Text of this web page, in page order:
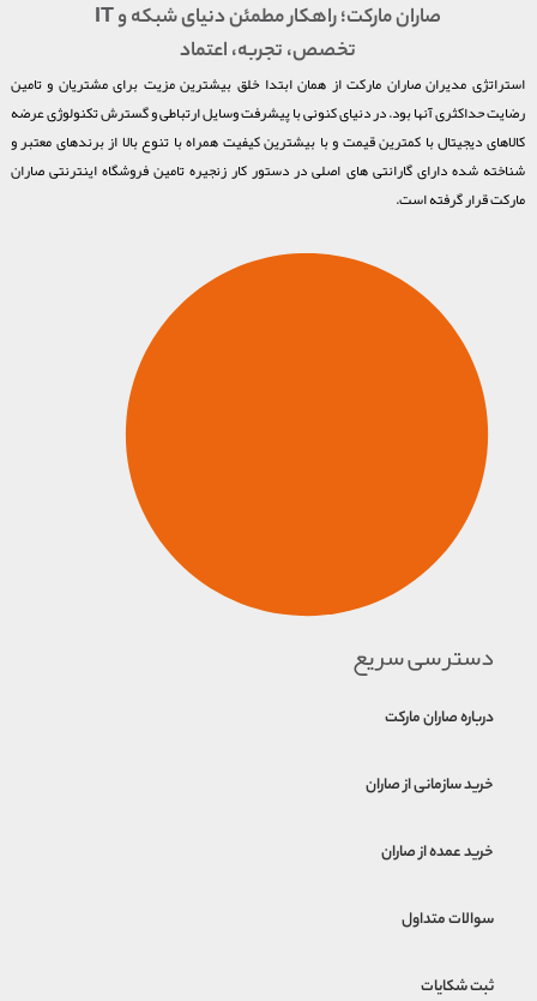
صاران مارکت؛ راهکار مطمئن دنیای شبکه و IT
تخصص، تجربه، اعتماد
استراتژی مدیران صاران مارکت از همان ابتدا خلق بیشترین مزیت برای مشتریان و تامین
رضایت حداکثری آنها بود. در دنیای کنونی با پیشرفت وسایل ارتباطی و گسترش تکنولوژی عرضه
کالاهای دیجیتال با کمترین قیمت و با بیشترین کیفیت همراه با تنوع بالا از برندهای معتبر و
شناخته شده دارای گارانتی های اصلی در دستور کار زنجیره تامین فروشگاه اینترنتی صاران
مارکت قرار گرفته است.
دسترسی سریع
درباره صاران مارکت
خرید سازمانی از صاران
خرید عمده از صاران
سوالات متداول
ثبت شکایات